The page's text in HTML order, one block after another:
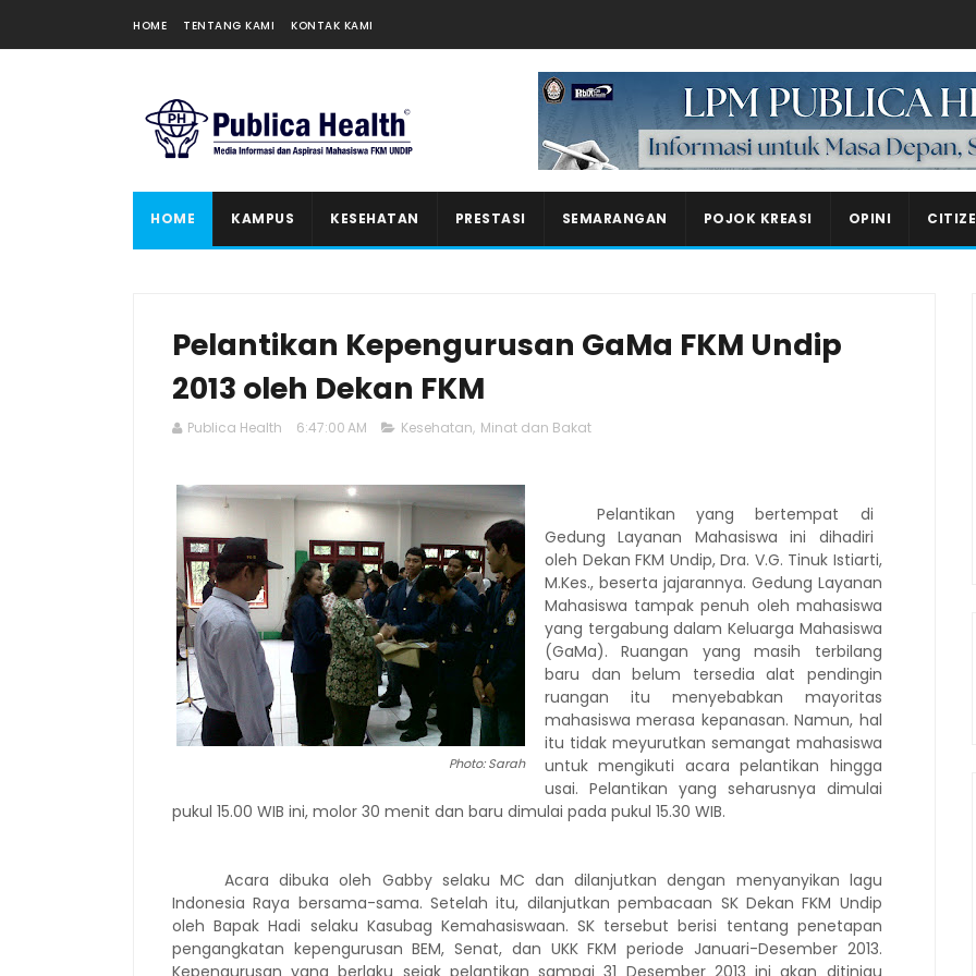
HOME TENTANG KAMI KONTAK KAMI
Masukkan iklan disini!
HOME KAMPUS KESEHATAN PRESTASI SEMARANGAN POJOK KREASI OPINI
Pelantikan Kepengurusan GaMa FKM Undip
2013 oleh Dekan FKM
Publica Health 6:47:00 AM Kesehatan, Minat dan Bakat
Photo: Sarah
Pelantikan yang bertempat di
Gedung Layanan Mahasiswa ini dihadiri
oleh Dekan FKM Undip, Dra. V.G. Tinuk Istiarti,
M.Kes., beserta jajarannya. Gedung Layanan
Mahasiswa tampak penuh oleh mahasiswa
yang tergabung dalam Keluarga Mahasiswa
(GaMa). Ruangan yang masih terbilang
baru dan belum tersedia alat pendingin
ruangan itu menyebabkan mayoritas
mahasiswa merasa kepanasan. Namun, hal
itu tidak meyurutkan semangat mahasiswa
untuk mengikuti acara pelantikan hingga
usai. Pelantikan yang seharusnya dimulai
pukul 15.00 WIB ini, molor 30 menit dan baru dimulai pada pukul 15.30 WIB.
Acara dibuka oleh Gabby selaku MC dan dilanjutkan dengan menyanyikan lagu
Indonesia Raya bersama-sama. Setelah itu, dilanjutkan pembacaan SK Dekan FKM Undip
oleh Bapak Hadi selaku Kasubag Kemahasiswaan. SK tersebut berisi tentang penetapan
pengangkatan kepengurusan BEM, Senat, dan UKK FKM periode Januari-Desember 2013.
Kepengurusan yang berlaku sejak pelantikan sampai 31 Desember 2013 ini akan ditinjau